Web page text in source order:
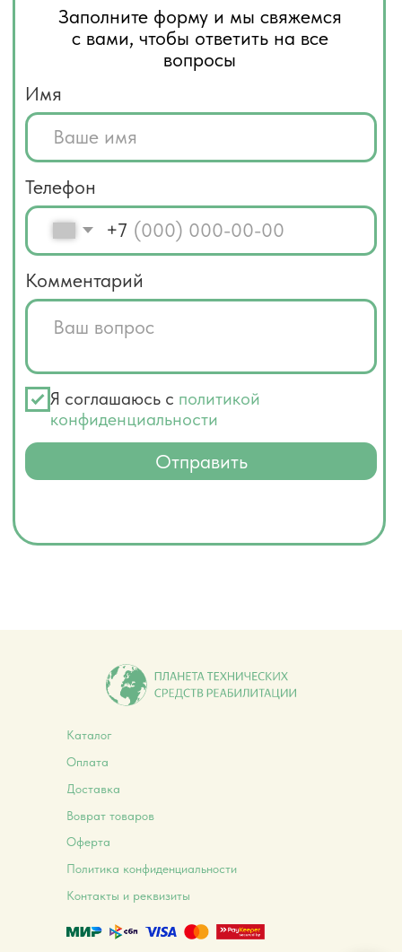
Контакты и реквизиты
Политика конфиденциальности
Оферта
Воврат товаров
Доставка
Оплата
Каталог